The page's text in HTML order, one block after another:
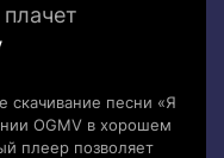
скачивание песни «Я
OGMV в хорошем
плеер позволяет